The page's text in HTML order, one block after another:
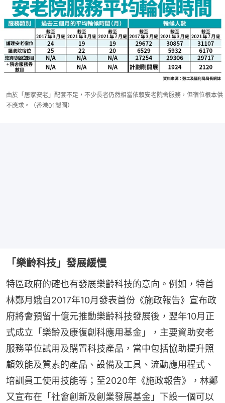
由於「居家安老」配套不足，不少長者仍然相當依賴安老院舍服務，但宿位根本供
不應求。（香港01製圖）
「樂齡科技」發展緩慢
特區政府的確也有發展樂齡科技的意向。例如，特首
林鄭月娥自2017年10月發表首份《施政報告》宣布政
府將會預留十億元推動樂齡科技發展後，翌年10月正
式成立「樂齡及康復創科應用基金」，主要資助安老
服務單位試用及購置科技產品，當中包括協助提升照
顧效能及質素的產品、設備及工具、流動應用程式、
培訓員工使用技能等；至2020年《施政報告》，林鄭
又宣布在「社會創新及創業發展基金」下設一個可以